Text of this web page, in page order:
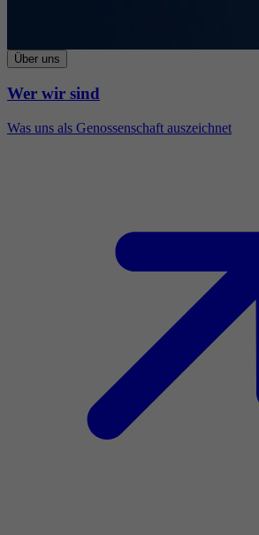
Über uns
Wer wir sind
Was uns als Genossenschaft auszeichnet